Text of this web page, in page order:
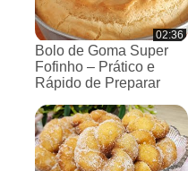
02:36
Bolo de Goma Super
Fofinho – Prático e
Rápido de Preparar